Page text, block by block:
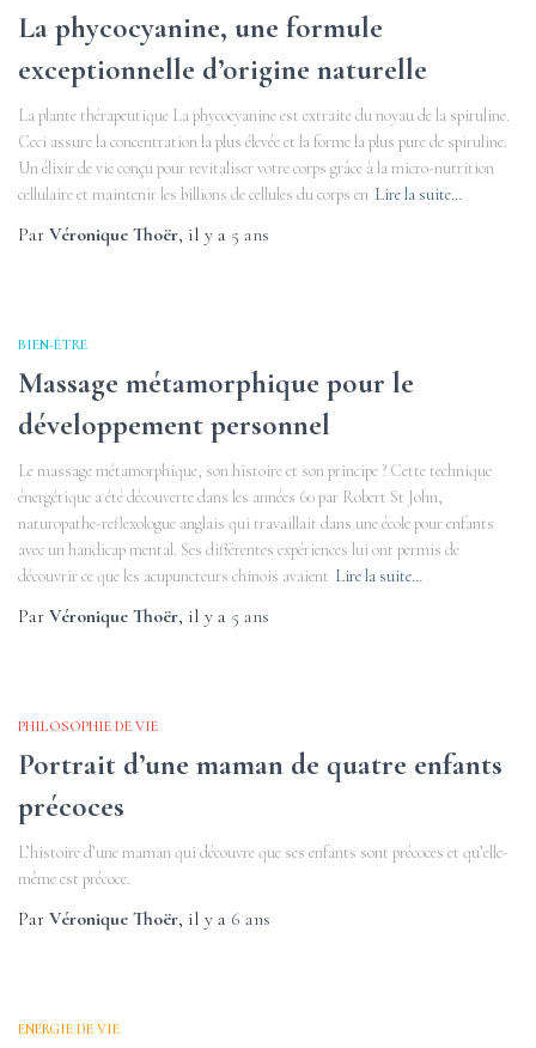
La phycocyanine, une formule
exceptionnelle d’origine naturelle
La plante thérapeutique La phycocyanine est extraite du noyau de la spiruline.
Ceci assure la concentration la plus élevée et la forme la plus pure de spiruline.
Un élixir de vie conçu pour revitaliser votre corps grâce à la micro-nutrition
cellulaire et maintenir les billions de cellules du corps en Lire la suite…
Par Véronique Thoër, il y a 5 ans
BIEN-ÊTRE
Massage métamorphique pour le
développement personnel
Le massage métamorphique, son histoire et son principe ? Cette technique
énergétique a été découverte dans les années 60 par Robert St John,
naturopathe-reflexologue anglais qui travaillait dans une école pour enfants
avec un handicap mental. Ses différentes expériences lui ont permis de
découvrir ce que les acupuncteurs chinois avaient Lire la suite…
Par Véronique Thoër, il y a 5 ans
PHILOSOPHIE DE VIE
Portrait d’une maman de quatre enfants
précoces
L’histoire d’une maman qui découvre que ses enfants sont précoces et qu’elle-
même est précoce.
Par Véronique Thoër, il y a 6 ans
ENERGIE DE VIE